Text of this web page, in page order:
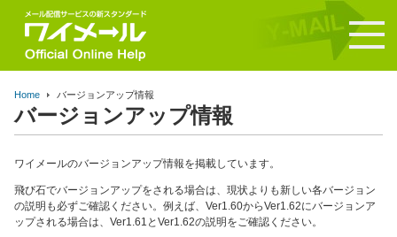
Home バージョンアップ情報
バージョンアップ情報
ワイメールのバージョンアップ情報を掲載しています。
飛び石でバージョンアップをされる場合は、現状よりも新しい各バージョン
の説明も必ずご確認ください。例えば、Ver1.60からVer1.62にバージョンア
ップされる場合は、Ver1.61とVer1.62の説明をご確認ください。